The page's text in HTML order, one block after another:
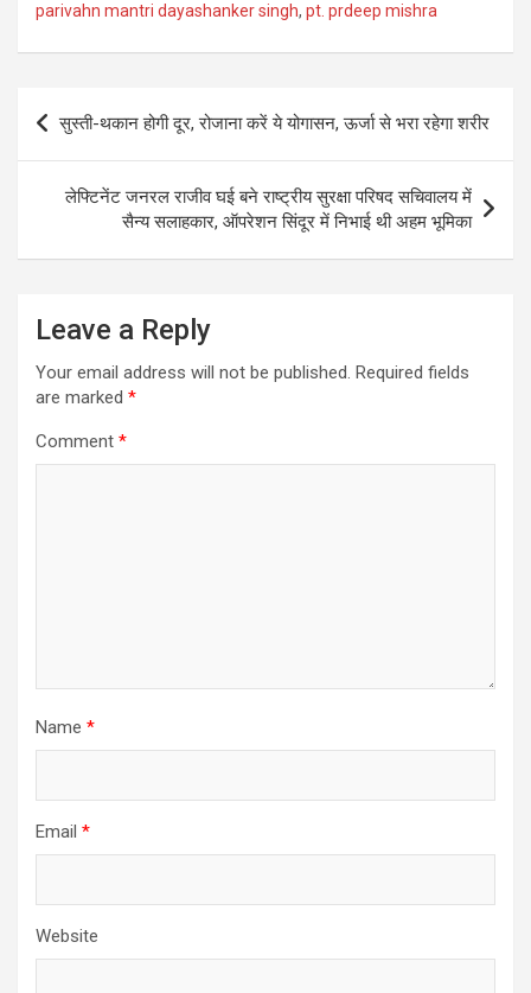
parivahn mantri dayashanker singh, pt. prdeep mishra
Post
navigation
सुस्ती-थकान होगी दूर, रोजाना करें ये योगासन, ऊर्जा से भरा रहेगा शरीर
लेफ्टिनेंट जनरल राजीव घई बने राष्ट्रीय सुरक्षा परिषद सचिवालय में
सैन्य सलाहकार, ऑपरेशन सिंदूर में निभाई थी अहम भूमिका
Leave a Reply
Your email address will not be published. Required fields
are marked *
Comment *
Name *
Email *
Website